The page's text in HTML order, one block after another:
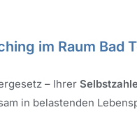
im Raum Bad
– Ihrer
in belastenden